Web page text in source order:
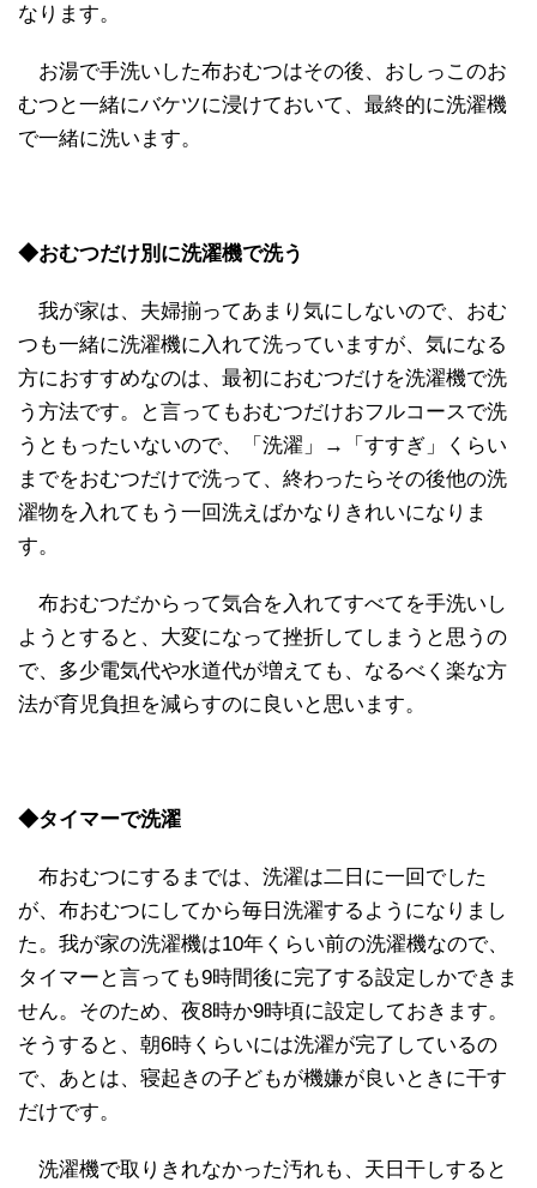
なります。
お湯で手洗いした布おむつはその後、おしっこのお
むつと一緒にバケツに浸けておいて、最終的に洗濯機
で一緒に洗います。
◆おむつだけ別に洗濯機で洗う
我が家は、夫婦揃ってあまり気にしないので、おむ
つも一緒に洗濯機に入れて洗っていますが、気になる
方におすすめなのは、最初におむつだけを洗濯機で洗
う方法です。と言ってもおむつだけおフルコースで洗
うともったいないので、「洗濯」→「すすぎ」くらい
までをおむつだけで洗って、終わったらその後他の洗
濯物を入れてもう一回洗えばかなりきれいになりま
す。
布おむつだからって気合を入れてすべてを手洗いし
ようとすると、大変になって挫折してしまうと思うの
で、多少電気代や水道代が増えても、なるべく楽な方
法が育児負担を減らすのに良いと思います。
◆タイマーで洗濯
布おむつにするまでは、洗濯は二日に一回でした
が、布おむつにしてから毎日洗濯するようになりまし
た。我が家の洗濯機は10年くらい前の洗濯機なので、
タイマーと言っても9時間後に完了する設定しかできま
せん。そのため、夜8時か9時頃に設定しておきます。
そうすると、朝6時くらいには洗濯が完了しているの
で、あとは、寝起きの子どもが機嫌が良いときに干す
だけです。
洗濯機で取りきれなかった汚れも、天日干しすると